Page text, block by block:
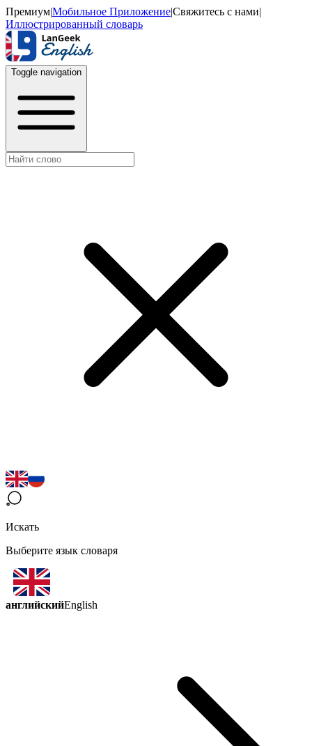
Премиум|Мобильное Приложение|Свяжитесь с нами|
Иллюстрированный словарь
Toggle navigation
Искать
Выберите язык словаря
английскийEnglish